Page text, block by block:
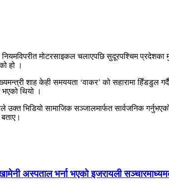
मोटरसाइकल चलाएपछि सुदूरपश्चिम प्रदेशका
हो ।
शाह केही समययता ‘वाकर’ को सहारामा हिँडडुल
भएको थियो ।
भिडियो सामाजिक सञ्जालमार्फत सार्वजनिक
अस्पताल भर्ना भएको इजरायली